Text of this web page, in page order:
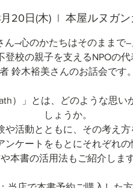
20日(木)
  |
本屋ルヌガン
ん―心のかたちはそのままで―
登校の親子を支えるNPOの
者 鈴木裕美さんのお話会です。
）」とは、どのような思
しょうか。
や活動とともに、その考え方
ンケートをもとにそれぞれ
本書の活用法もご紹介します